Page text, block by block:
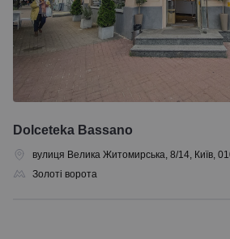
Dolceteka Bassano
вулиця Велика Житомирська, 8/14, Київ,
Золоті ворота